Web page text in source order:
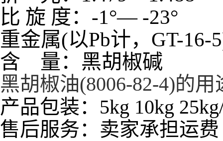
比 旋 度： -1°—-23°
重金属(以Pb计，GT-16-
含
量：黑胡椒碱
黑胡椒油(8006-82-4)的
产品包装：5kg 10kg
售后服务：卖家承担运